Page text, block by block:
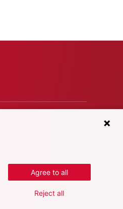
Agree to all
Reject all